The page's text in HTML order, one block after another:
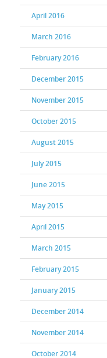
April 2016
March 2016
February 2016
December 2015
November 2015
October 2015
August 2015
July 2015
June 2015
May 2015
April 2015
March 2015
February 2015
January 2015
December 2014
November 2014
October 2014